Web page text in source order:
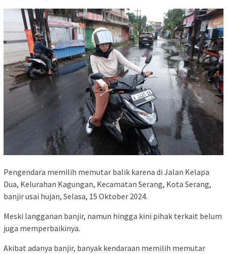
Pengendara memilih memutar balik karena di Jalan Kelapa
Dua, Kelurahan Kagungan, Kecamatan Serang, Kota Serang,
banjir usai hujan, Selasa, 15 Oktober 2024.
Meski langganan banjir, namun hingga kini pihak terkait belum
juga memperbaikinya.
Akibat adanya banjir, banyak kendaraan memilih memutar